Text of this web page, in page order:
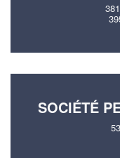
SOCIÉTÉ